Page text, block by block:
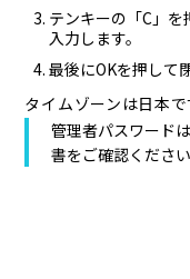
テンキーの「C」
入力します。
最後にOKを押して
タイムゾーンは日本で
管理者パスワード
書をご確認ください